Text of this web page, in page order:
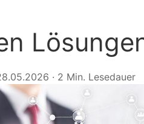
· 2 Min. Lesedauer